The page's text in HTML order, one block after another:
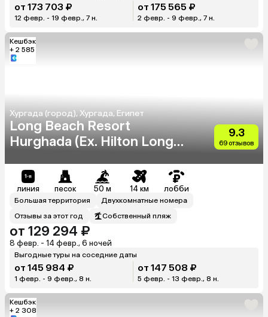
от 173 703 ₽
12 февр. - 19 февр., 7 н.
от 175 565 ₽
2 февр. - 9 февр., 7 н.
Кешбэк
+ 2 585
Хургада (город), Хургада, Египет
Long Beach Resort
Hurghada (Ex. Hilton Long
9.3
69 отзывов
линия песок 50 м 14 км лобби
Большая территория
Двухкомнатные номера
Отзывы за этот год
Собственный пляж
от 129 294 ₽
8 февр. - 14 февр., 6 ночей
Выгодные туры на соседние даты
от 145 984 ₽
1 февр. - 9 февр., 8 н.
от 147 508 ₽
5 февр. - 13 февр., 8 н.
Кешбэк
+ 2 308